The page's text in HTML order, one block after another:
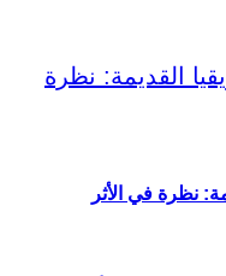
نظرة في الأثر